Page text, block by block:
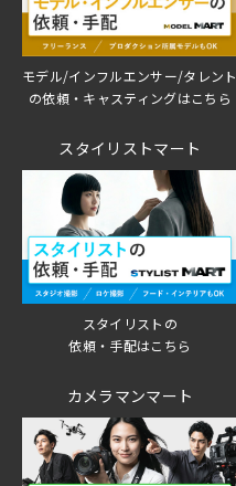
モデル/インフルエンサー/タレント
の依頼・キャスティングはこちら
スタイリストマート
スタイリストの
依頼・手配はこちら
カメラマンマート